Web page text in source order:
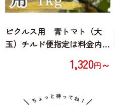
ピクルス用 青トマト（大
玉）チルド便指定は料金内※
1,320円～